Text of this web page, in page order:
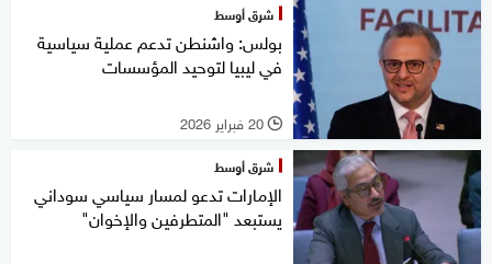
شرق أوسط
بولس: واشنطن تدعم عملية سياسية
في ليبيا لتوحيد المؤسسات
l 20 فبراير 2026
شرق أوسط
الإمارات تدعو لمسار سياسي سوداني
يستبعد "المتطرفين والإخوان"